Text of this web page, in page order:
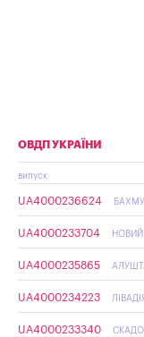
ОВДП УКРАЇНИ
випуск
UA4000236624
UA4000233704 НОВИЙ
UA4000235865
UA4000234223
UA4000233340